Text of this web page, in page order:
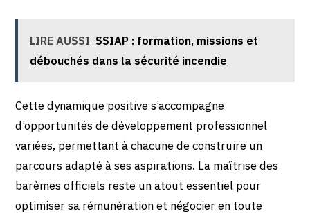
LIRE AUSSI SSIAP : formation, missions et
débouchés dans la sécurité incendie
Cette dynamique positive s’accompagne
d’opportunités de développement professionnel
variées, permettant à chacune de construire un
parcours adapté à ses aspirations. La maîtrise des
barèmes officiels reste un atout essentiel pour
optimiser sa rémunération et négocier en toute